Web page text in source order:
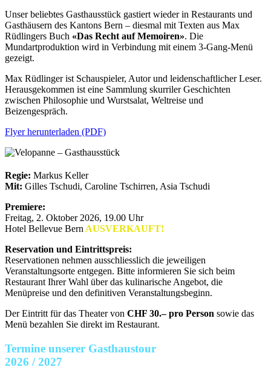
Unser beliebtes Gasthausstück gastiert wieder in Restaurants und
Gasthäusern des Kantons Bern – diesmal mit Texten aus Max
Rüdlingers Buch «Das Recht auf Memoiren». Die
Mundartproduktion wird in Verbindung mit einem 3-Gang-Menü
gezeigt.
Max Rüdlinger ist Schauspieler, Autor und leidenschaftlicher Leser.
Herausgekommen ist eine Sammlung skurriler Geschichten
zwischen Philosophie und Wurstsalat, Weltreise und
Beizengespräch.
Flyer herunterladen (PDF)
Regie: Markus Keller
Mit: Gilles Tschudi, Caroline Tschirren, Asia Tschudi
Premiere:
Freitag, 2. Oktober 2026, 19.00 Uhr
Hotel Bellevue Bern AUSVERKAUFT!
Reservation und Eintrittspreis:
Reservationen nehmen ausschliesslich die jeweiligen
Veranstaltungsorte entgegen. Bitte informieren Sie sich beim
Restaurant Ihrer Wahl über das kulinarische Angebot, die
Menüpreise und den definitiven Veranstaltungsbeginn.
Der Eintritt für das Theater von CHF 30.– pro Person sowie das
Menü bezahlen Sie direkt im Restaurant.
Termine unserer Gasthaustour
2026 / 2027